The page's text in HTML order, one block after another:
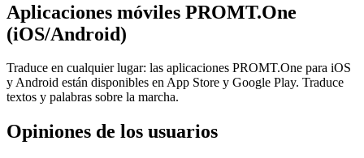
Aplicaciones móviles PROMT.One
(iOS/Android)
Traduce en cualquier lugar: las aplicaciones PROMT.One para iOS
y Android están disponibles en App Store y Google Play. Traduce
textos y palabras sobre la marcha.
Opiniones de los usuarios